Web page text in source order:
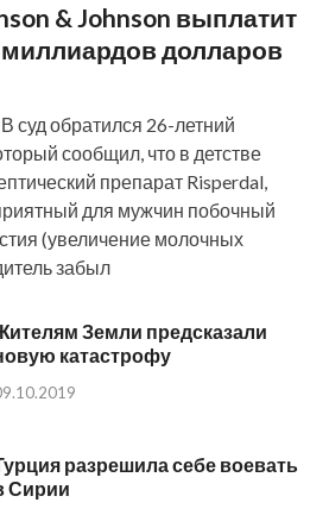
& Johnson выплатит
долларов
суд обратился 26-летний
сообщил, что в детстве
препарат Risperdal,
для мужчин побочный
(увеличение молочных
забыл
Земли предсказали
катастрофу
разрешила себе воевать
Сирии